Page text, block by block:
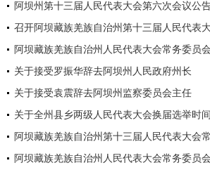
阿坝州第十三届人民代表大会第六次会议公
阿坝藏族羌族自治州人民代表大会常务委员
关于接受罗振华辞去阿坝州人民政府州长
关于接受袁震辞去阿坝州监察委员会主任
关于全州县乡两级人民代表大会换届选举时
阿坝藏族羌族自治州第十三届人民代表大会
阿坝藏族羌族自治州人民代表大会常务委员